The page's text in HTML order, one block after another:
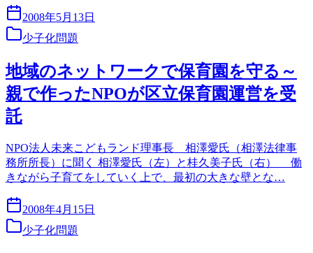
2008年5月13日
少子化問題
地域のネットワークで保育園を守る～
親で作ったNPOが区立保育園運営を受
託
NPO法人未来こどもランド理事長 相澤愛氏（相澤法律事
務所所長）に聞く 相澤愛氏（左）と桂久美子氏（右） 働
きながら子育てをしていく上で、最初の大きな壁とな…
2008年4月15日
少子化問題